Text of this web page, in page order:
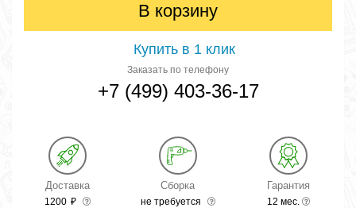
В корзину
Купить в 1 клик
Заказать по телефону
+7 (499) 403-36-17
Доставка
1200 ₽
Сборка
не требуется
Гарантия
12 мес.